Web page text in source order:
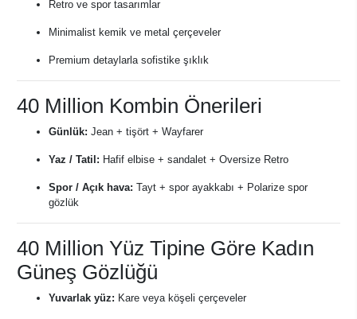
Retro ve spor tasarımlar
Minimalist kemik ve metal çerçeveler
Premium detaylarla sofistike şıklık
40 Million Kombin Önerileri
Günlük: Jean + tişört + Wayfarer
Yaz / Tatil: Hafif elbise + sandalet + Oversize Retro
Spor / Açık hava: Tayt + spor ayakkabı + Polarize spor
gözlük
40 Million Yüz Tipine Göre Kadın
Güneş Gözlüğü
Yuvarlak yüz: Kare veya köşeli çerçeveler